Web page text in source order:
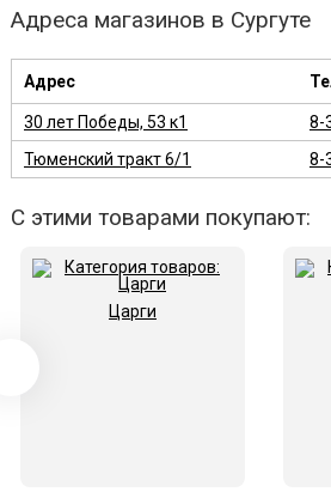
Адреса магазинов в Сургуте
Адрес
30 лет Победы, 53 к1
8-
Тюменский тракт 6/1
8-
С этими товарами покупают:
Царги